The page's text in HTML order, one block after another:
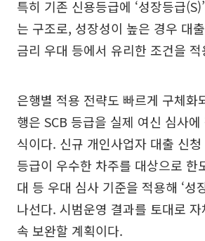
특히 기존 신용등급에 ‘성장등급
는 구조로, 성장성이 높은 경우 대
금리 우대 등에서 유리한 조건을
은행별 적용 전략도 빠르게 구체화
행은 SCB 등급을 실제 여신 심사
식이다. 신규 개인사업자 대출 신
등급이 우수한 차주를 대상으로 한
대 등 우대 심사 기준을 적용해 ‘성
나선다. 시범운영 결과를 토대로
속 보완할 계획이다.